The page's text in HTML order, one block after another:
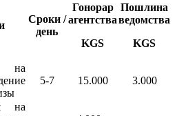
Сроки /
день
Гонорар
агентства
KGS
Пошлина
ведомства
KGS
на
5-7 15.000 3.000
на